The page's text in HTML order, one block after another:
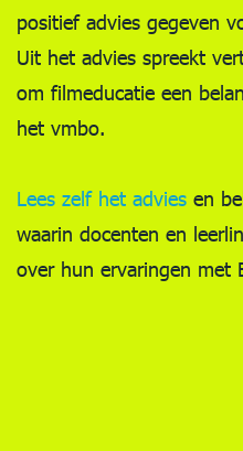
positief advies gegeven
Uit het advies spreekt
om filmeducatie een
het vmbo.
Lees zelf het advies en b
waarin docenten en
over hun ervaringen met